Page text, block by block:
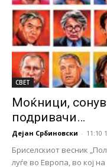
СВЕТ
Моќници,
подривачи…
Дејан Србиновски - 11:10
Бриселскиот весник
луѓе во Европа, во кој